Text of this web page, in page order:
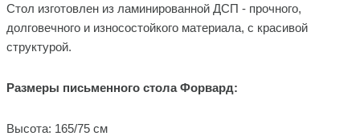
Стол изготовлен из ламинированной ДСП - прочного,
долговечного и износостойкого материала, с красивой
структурой.
Размеры письменного стола Форвард:
Высота: 165/75 см